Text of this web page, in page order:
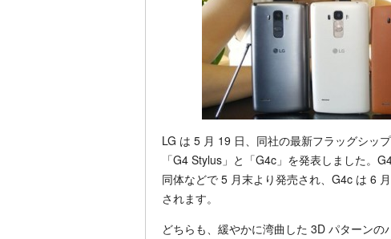
LG は 5 月 19 日、同社の最新フラッグシッ
「G4 Stylus」と「G4c」を発表しました。
同体などで 5 月末より発売され、G4c は 6
されます。
どちらも、緩やかに湾曲した 3D パターン